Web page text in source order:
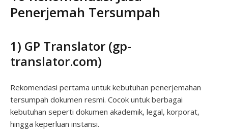
Penerjemah Tersumpah
1) GP Translator (gp-
translator.com)
Rekomendasi pertama untuk kebutuhan penerjemahan
tersumpah dokumen resmi. Cocok untuk berbagai
kebutuhan seperti dokumen akademik, legal, korporat,
hingga keperluan instansi.